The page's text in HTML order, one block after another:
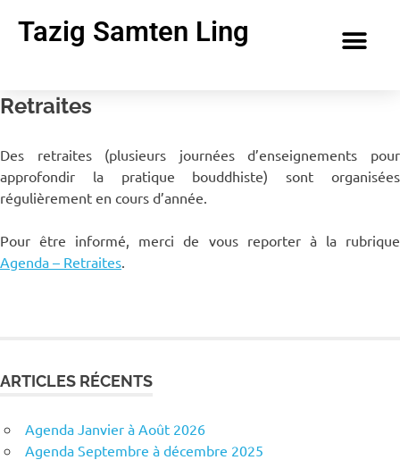
Tazig Samten Ling
Retraites
Des retraites (plusieurs journées d’enseignements pour
approfondir la pratique bouddhiste) sont organisées
régulièrement en cours d’année.
Pour être informé, merci de vous reporter à la rubrique
Agenda – Retraites.
ARTICLES RÉCENTS
Agenda Janvier à Août 2026
Agenda Septembre à décembre 2025